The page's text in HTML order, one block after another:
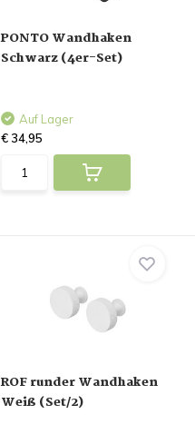
PONTO Wandhaken
Schwarz (4er-Set)
Auf Lager
€ 34,95
ROF runder Wandhaken
Weiß (Set/2)